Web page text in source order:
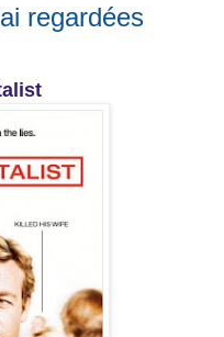
regardées